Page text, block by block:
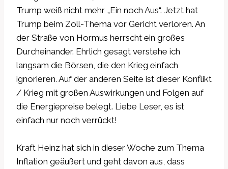
Trump weiß nicht mehr „Ein noch Aus“. Jetzt hat
Trump beim Zoll-Thema vor Gericht verloren. An
der Straße von Hormus herrscht ein großes
Durcheinander. Ehrlich gesagt verstehe ich
langsam die Börsen, die den Krieg einfach
ignorieren. Auf der anderen Seite ist dieser Konflikt
/ Krieg mit großen Auswirkungen und Folgen auf
die Energiepreise belegt. Liebe Leser, es ist
einfach nur noch verrückt!
Kraft Heinz hat sich in dieser Woche zum Thema
Inflation geäußert und geht davon aus, dass